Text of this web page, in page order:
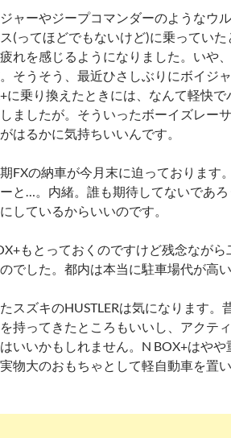
ャーやジープコマンダーのようなウ
(ってほどでもないけど)に乗っていた
れを感じるようになりました。いや
そうそう、最近ひさしぶりにボイジ
に乗り換えたときには、なんて軽快で
ましたが。そういったボーイズレー
はるかに気持ちいいんです。
FXの納車が今月末に迫っております
と…。内緒。誰も期待してないであろ
しているからいいのです。
もとっておくのですけど残念ながら
でした。都内は本当に駐車場代が高い
スズキのHUSTLERは気になります。
持ってきたところもいいし、アクテ
いいかもしれません。N BOX+はやや
物大のおもちゃとして軽自動車を置